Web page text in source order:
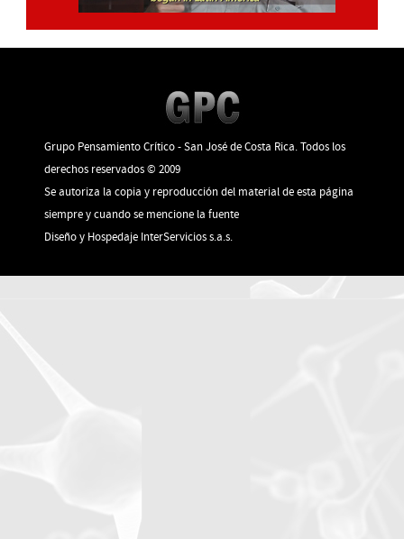
Grupo Pensamiento Crítico - San José de Costa Rica. Todos los
derechos reservados © 2009
Se autoriza la copia y reproducción del material de esta página
siempre y cuando se mencione la fuente
Diseño y Hospedaje InterServicios s.a.s.